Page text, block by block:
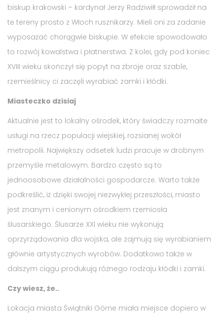
biskup krakowski – kardynał Jerzy Radziwiłł sprowadził na
te tereny prosto z Włoch rusznikarzy. Mieli oni za zadanie
wyposażać chorągwie biskupie. W efekcie spowodowało
to rozwój kowalstwa i płatnerstwa. Z kolei, gdy pod koniec
XVIII wieku skończył się popyt na zbroje oraz szable,
rzemieślnicy ci zaczęli wyrabiać zamki i kłódki.
Miasteczko dzisiaj
Aktualnie jest to lokalny ośrodek, który świadczy rozmaite
usługi na rzecz populacji wiejskiej, rozsianej wokół
metropolii. Największy odsetek ludzi pracuje w drobnym
przemyśle metalowym. Bardzo często są to
jednoosobowe działalności gospodarcze. Warto także
podkreślić, iż dzięki swojej niezwykłej przeszłości, miasto
jest znanym i cenionym ośrodkiem rzemiosła
ślusarskiego. Ślusarze XXI wieku nie wykonują
oprzyrządowania dla wojska, ale zajmują się wyrabianiem
głównie artystycznych wyrobów. Dodatkowo także w
dalszym ciągu produkują różnego rodzaju kłódki i zamki.
Czy wiesz, że..
Lokacja miasta Świątniki Górne miała miejsce dopiero w